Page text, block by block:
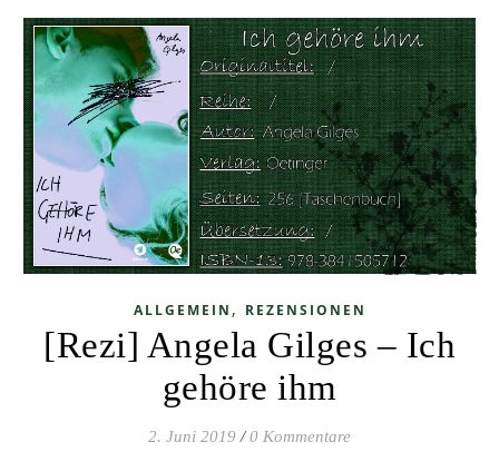
ALLGEMEIN , REZENSIONEN
[Rezi] Angela Gilges – Ich
gehöre ihm
2. Juni 2019 / 0 Kommentare